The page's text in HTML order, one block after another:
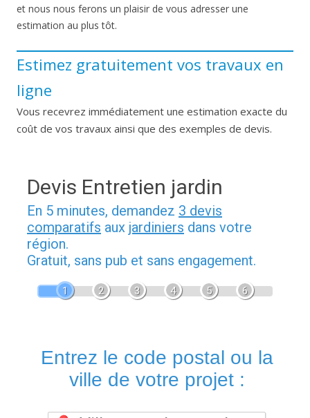
et nous nous ferons un plaisir de vous adresser une
estimation au plus tôt.
Estimez gratuitement vos travaux en
ligne
Vous recevrez immédiatement une estimation exacte du
coût de vos travaux ainsi que des exemples de devis.
Devis Entretien jardin
En 5 minutes, demandez 3 devis
comparatifs aux jardiniers dans votre
région.
Gratuit, sans pub et sans engagement.
1 2 3 4 5 6
Entrez le code postal ou la
ville de votre projet :